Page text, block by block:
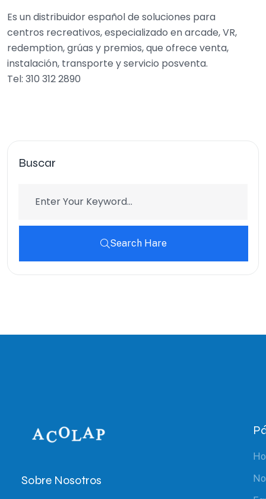
Es un distribuidor español de soluciones para
centros recreativos, especializado en arcade, VR,
redemption, grúas y premios, que ofrece venta,
instalación, transporte y servicio posventa.
Tel: 310 312 2890
Buscar
Search Hare
Sobre Nosotros